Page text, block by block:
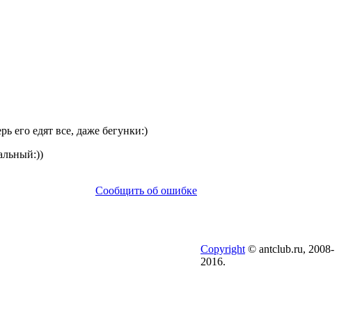
его едят все, даже бегунки:)
Сообщить об ошибке
Copyright © antclub.ru, 2008-
2016.